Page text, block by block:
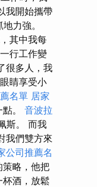
我開始攜帶
力強。
其中我每
行工作變
很多人，我
睛享受小
名單 居家
。 音波拉
斯。 而我
我們雙方來
公司推薦名
策略，他把
酒，放鬆